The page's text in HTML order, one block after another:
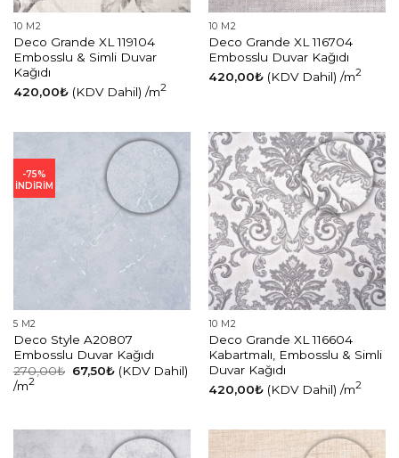
10 M2
Deco Grande XL 119104
Embosslu & Simli Duvar
Kağıdı
420,00₺ (KDV Dahil) /m2
10 M2
Deco Grande XL 116704
Embosslu Duvar Kağıdı
420,00₺ (KDV Dahil) /m2
-75%
İNDİRİM
5 M2
Deco Style A20807
Embosslu Duvar Kağıdı
270,00₺ Orijinal
fiyat:
67,50₺Şu
andaki
(KDV Dahil)
/m2
10 M2
Deco Grande XL 116604
Kabartmalı, Embosslu & Simli
Duvar Kağıdı
420,00₺ (KDV Dahil) /m2